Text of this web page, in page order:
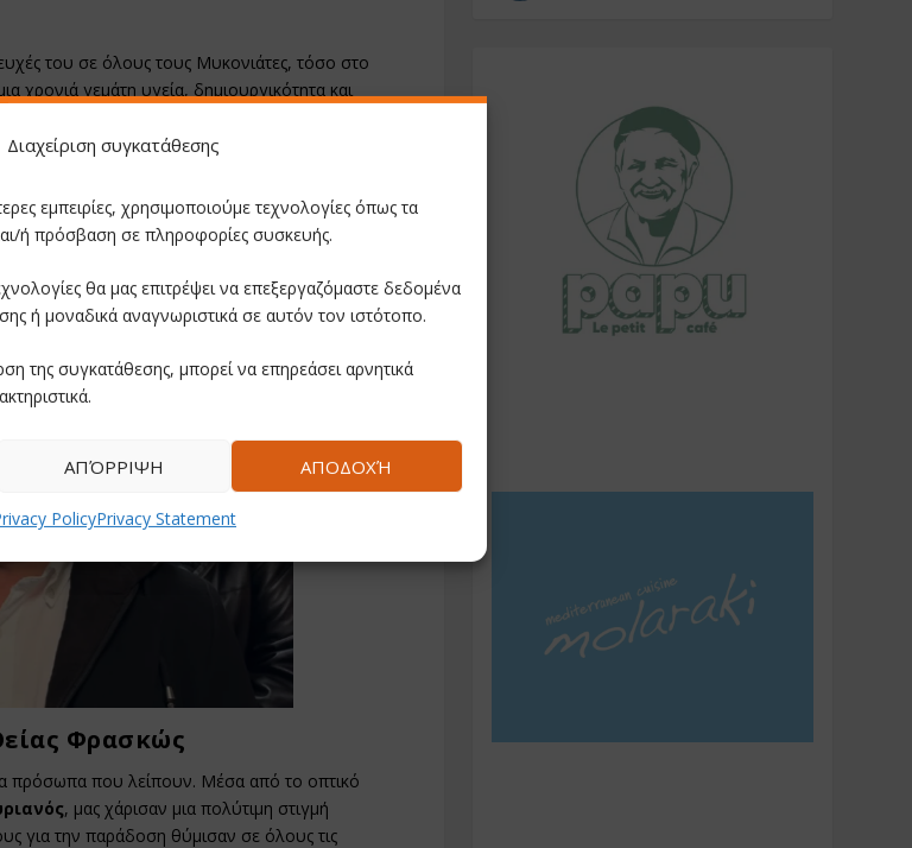
Διαχείριση συγκατάθεσης
εμπειρίες, χρησιμοποιούμε τεχνολογίες όπως τα
ή πρόσβαση σε πληροφορίες συσκευής.
θα μας επιτρέψει να επεξεργαζόμαστε δεδομένα
ή μοναδικά αναγνωριστικά σε αυτόν τον ιστότοπο.
της συγκατάθεσης, μπορεί να επηρεάσει αρνητικά
ΑΠΟΔΟΧΉ
ΑΠΌΡΡΙΨΗ
PolicyPrivacy Statement
ευχές του σε όλους τους Μυκονιάτες, τόσο στο
χρονιά γεμάτη υγεία, δημιουργικότητα και
με το μέλλον του τόπου.
Φρασκώς
πρόσωπα που λείπουν. Μέσα από το οπτικό
, μας χάρισαν μια πολύτιμη στιγμή
για την παράδοση θύμισαν σε όλους τις